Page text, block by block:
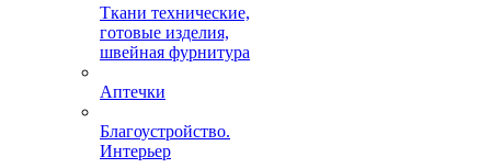
Ткани технические,
готовые изделия,
швейная фурнитура
Аптечки
Благоустройство.
Интерьер